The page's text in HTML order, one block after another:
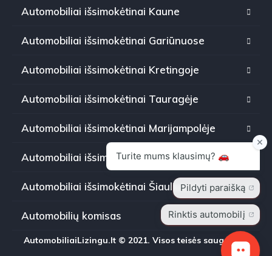
Automobiliai išsimokėtinai Kaune
Automobiliai išsimokėtinai Gariūnuose
Automobiliai išsimokėtinai Kretingoje
Automobiliai išsimokėtinai Tauragėje
Automobiliai išsimokėtinai Marijampolėje
Automobiliai išsimokėtinai Panevėžyje
Automobiliai išsimokėtinai Šiauliuose
Automobilių komisas
AutomobiliaiLizingu.lt © 2021. Visos teisės saugomos.